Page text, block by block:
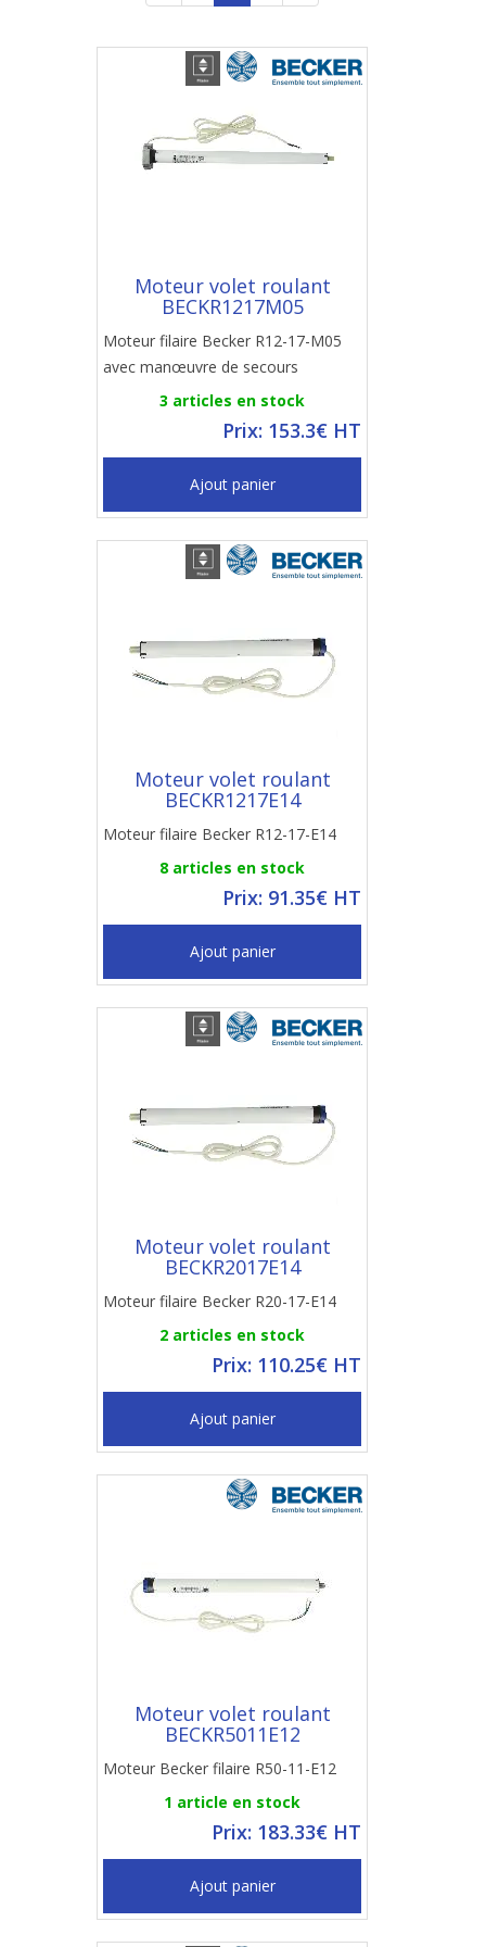
Moteur volet roulant
BECKR1217M05
Moteur filaire Becker R12-17-M05
avec manœuvre de secours
3 articles en stock
Prix: 153.3€ HT
Ajout panier
Moteur volet roulant
BECKR1217E14
Moteur filaire Becker R12-17-E14
8 articles en stock
Prix: 91.35€ HT
Ajout panier
Moteur volet roulant
BECKR2017E14
Moteur filaire Becker R20-17-E14
2 articles en stock
Prix: 110.25€ HT
Ajout panier
Moteur volet roulant
BECKR5011E12
Moteur Becker filaire R50-11-E12
1 article en stock
Prix: 183.33€ HT
Ajout panier